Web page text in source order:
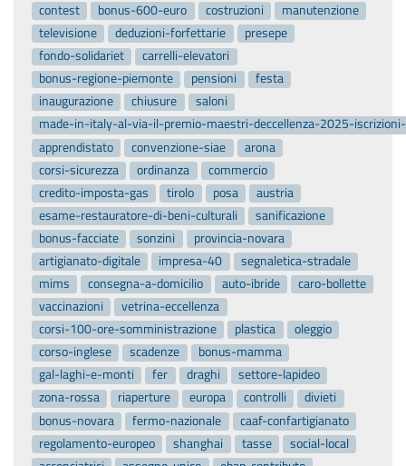
contest
bonus-600-euro costruzioni
manutenzione
televisione
deduzioni-forfettarie
presepe
fondo-solidariet
carrelli-elevatori
bonus-regione-piemonte
pensioni
festa
inaugurazione
chiusure
saloni
made-in-italy-al-via-il-premio-maestri-deccellenza-2025-
apprendistato
convenzione-siae
arona
corsi-sicurezza
ordinanza
commercio
credito-imposta-gas
tirolo posa
austria
esame-restauratore-di-beni-culturali
sanificazione
bonus-facciate
sonzini
provincia-novara
artigianato-digitale
impresa-40
segnaletica-stradale
mims
consegna-a-domicilio auto-ibride
caro-bollette
vaccinazioni
vetrina-eccellenza
corsi-100-ore-somministrazione
plastica
oleggio
corso-inglese
scadenze
bonus-mamma
gal-laghi-e-monti
fer draghi
settore-lapideo
zona-rossa
riaperture europa controlli
divieti
bonus-novara
fermo-nazionale
caaf-confartigianato
regolamento-europeo
shanghai tasse
social-local